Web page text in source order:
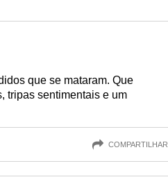
que se mataram. Que
tripas sentimentais e um
COMPARTILHAR